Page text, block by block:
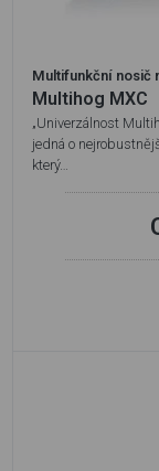
Multifunkční nosič
Multihog MXC
„Univerzálnost
jedná o
který…